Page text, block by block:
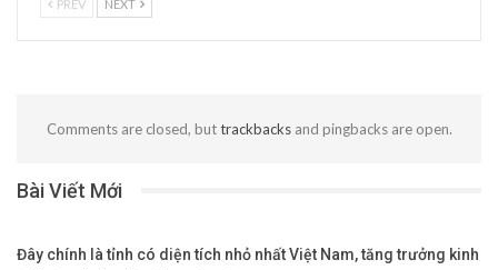
PREV NEXT
Comments are closed, buttrackbacksand pingbacks are open.
Bài Viết Mới
Đây chính là tỉnh có diện tích nhỏ nhất Việt Nam, tăng trưởng kinh